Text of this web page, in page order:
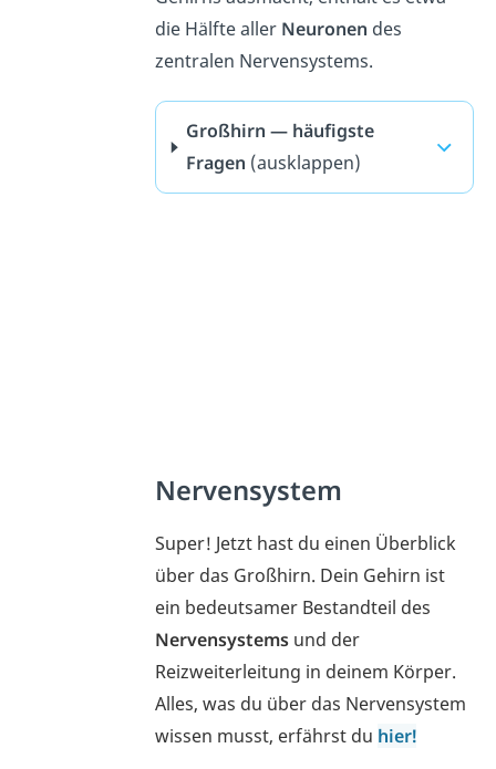
die Hälfte aller Neuronen des
zentralen Nervensystems.
Großhirn — häufigste
Fragen (ausklappen)
Nervensystem
Super! Jetzt hast du einen Überblick
über das Großhirn. Dein Gehirn ist
ein bedeutsamer Bestandteil des
Nervensystemsund der
Reizweiterleitung in deinem Körper.
Alles, was du über das Nervensystem
wissen musst, erfährst du hier!